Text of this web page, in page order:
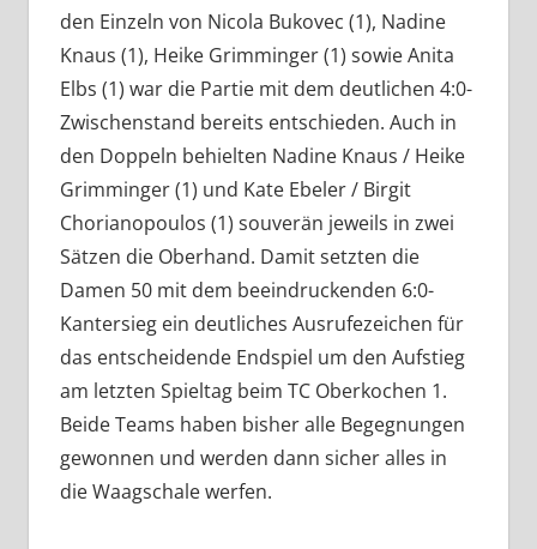
den Einzeln von Nicola Bukovec (1), Nadine
Knaus (1), Heike Grimminger (1) sowie Anita
Elbs (1) war die Partie mit dem deutlichen 4:0-
Zwischenstand bereits entschieden. Auch in
den Doppeln behielten Nadine Knaus / Heike
Grimminger (1) und Kate Ebeler / Birgit
Chorianopoulos (1) souverän jeweils in zwei
Sätzen die Oberhand. Damit setzten die
Damen 50 mit dem beeindruckenden 6:0-
Kantersieg ein deutliches Ausrufezeichen für
das entscheidende Endspiel um den Aufstieg
am letzten Spieltag beim TC Oberkochen 1.
Beide Teams haben bisher alle Begegnungen
gewonnen und werden dann sicher alles in
die Waagschale werfen.